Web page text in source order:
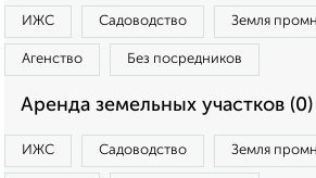
ИЖС Садоводство Земля
Агенство Без посредников
Аренда земельных участков (0)
ИЖС Садоводство Земля